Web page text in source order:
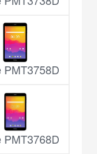
PMT3758D
PMT3768D